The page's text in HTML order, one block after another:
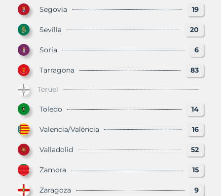
Segovia 19
Sevilla 20
Soria 6
Tarragona 83
Teruel
Toledo 14
Valencia/València 16
Valladolid 52
Zamora 15
Zaragoza 9